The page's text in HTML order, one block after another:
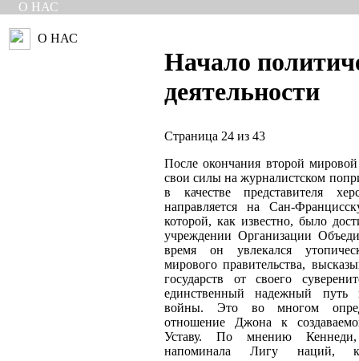
О НАС
О НАС
Начало
деятельности
Страница 24 из 43
После окончания второй
свои силы на журналистском
в качестве представителя
направляется на Сан-
которой, как известно, было
учреждении Организации
время он увлекался
мирового правительства,
государств от своего
единственный надежный путь
войны. Это во многом
отношение Джона к
Уставу. По мнению
напоминала Лигу наций,